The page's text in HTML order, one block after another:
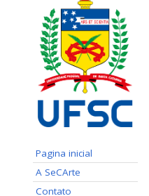
Pagina inicial
A SeCArte
Contato